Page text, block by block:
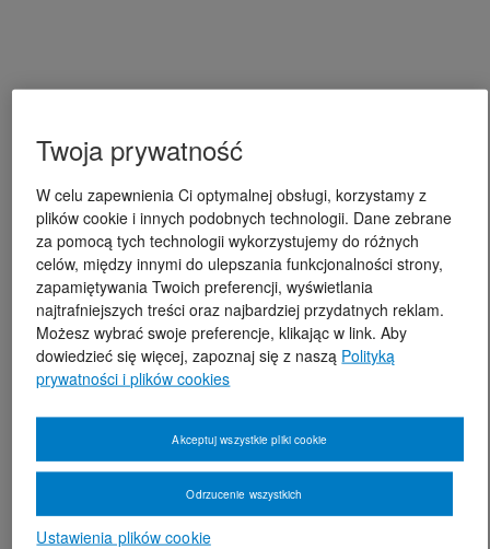
Twoja prywatność
W celu zapewnienia Ci optymalnej obsługi, korzystamy z
plików cookie i innych podobnych technologii. Dane zebrane
za pomocą tych technologii wykorzystujemy do różnych
celów, między innymi do ulepszania funkcjonalności strony,
zapamiętywania Twoich preferencji, wyświetlania
najtrafniejszych treści oraz najbardziej przydatnych reklam.
Możesz wybrać swoje preferencje, klikając w link. Aby
dowiedzieć się więcej, zapoznaj się z naszą Polityką
prywatności i plików cookies
Ustawienia plików cookie
Odrzucenie wszystkich
Akceptuj wszystkie pliki cookie